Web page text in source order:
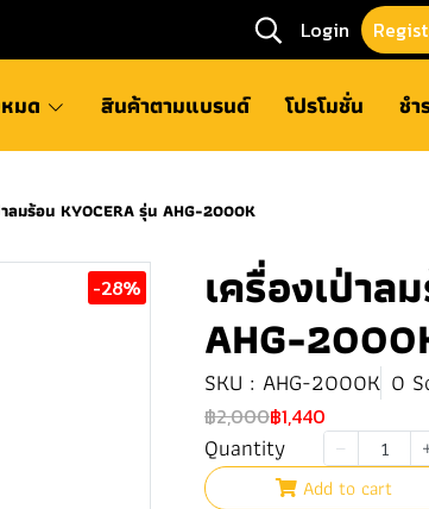
Login
มด สินค้าตามแบรนด์ โปรโมชั่น ชำ
ลมร้อน KYOCERA รุ่น AHG-2000K
-28% เครื่องเป่าล
AHG-
SKU : AHG-2000K 0
฿2,000฿1,440
Quantity
Add to cart